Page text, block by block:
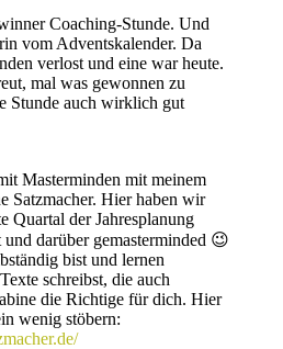
Coaching-Stunde. Und
vom Adventskalender. Da
verlost und eine war heute.
mal was gewonnen zu
Stunde auch wirklich gut
Masterminden mit meinem
Satzmacher. Hier haben wir
Quartal der Jahresplanung
und darüber gemasterminded 😉
bist und lernen
schreibst, die auch
die Richtige für dich. Hier
wenig stöbern: